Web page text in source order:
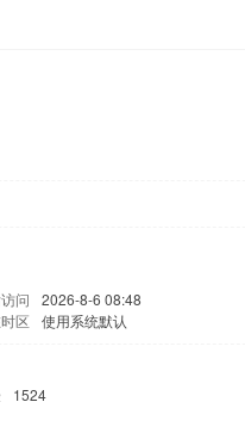
问
2026-8-6 08:48
区 使用系统默认
1524